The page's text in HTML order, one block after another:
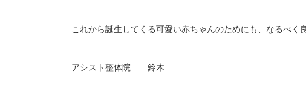
これから誕生してくる可愛い赤ちゃんのためにも、なるべく
アシスト整体院 鈴木